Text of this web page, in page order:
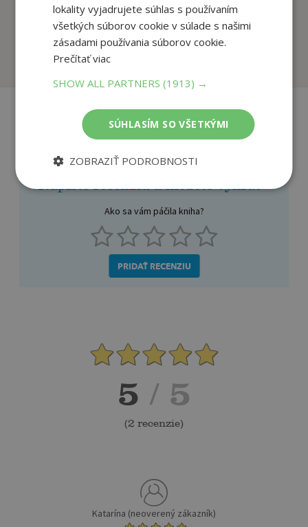
Ako sme našli psíka
autor neuvedený
Na sklade
Harry Potter - sada
Joanne K. Rowlingová
Recenzie čitateľov
Napíšte recenziu a môžete vyhrať
Ako sa vám páčila kniha?
PRIDAŤ RECENZIU
5 / 5
(2 recenzie)
Katarína (neoverený zákazník)
lokality vyjadrujete súhlas s používaním
všetkých súborov cookie v súlade s našimi
zásadami používania súborov cookie.
Prečítať viac
SHOW ALL PARTNERS(1913) →
SÚHLASÍM SO VŠETKÝMI
ZOBRAZIŤ PODROBNOSTI